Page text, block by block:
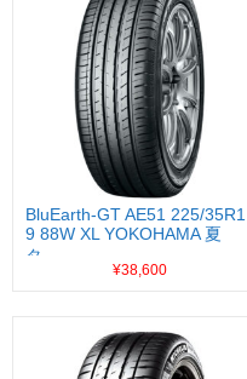
BluEarth-GT AE51 225/35R1
9 88W XL YOKOHAMA 夏
タ...
¥38,600